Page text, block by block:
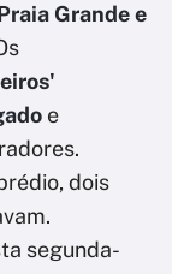
Grande e
e
dois
segunda-